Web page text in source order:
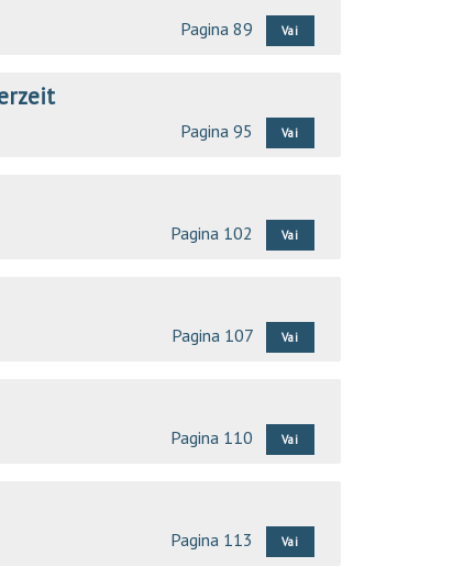
Pagina 89 Vai
Pagina 95 Vai
Pagina 102 Vai
Pagina 107 Vai
Pagina 110 Vai
Pagina 113 Vai